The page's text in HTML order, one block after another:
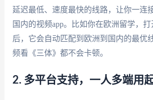
延迟最低、速度最快的线路，让你一连
国内的视频app。比如你在欧洲留学，打
后，它会自动匹配到欧洲到国内的最优
频看《三体》都不会卡顿。
2. 多平台支持，一人多端用